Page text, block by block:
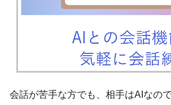
会話が苦手な方でも、相手はAIなの